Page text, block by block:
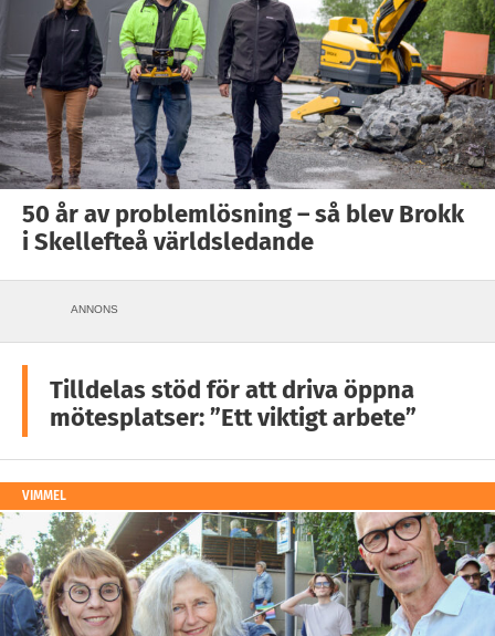
50 år av problemlösning – så blev Brokk
i Skellefteå världsledande
ANNONS
Tilldelas stöd för att driva öppna
mötesplatser: ”Ett viktigt arbete”
VIMMEL